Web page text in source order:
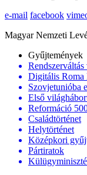
e-mail facebook
Magyar Nemzeti
Gyűjtemények
Rendszerváltás
Digitális Roma
Szovjetunióba
Első
Reformáció
Családtörténet
Helytörténet
Középkori
Pártiratok